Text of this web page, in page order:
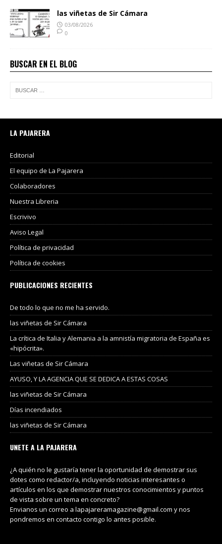
las viñetas de Sir Cámara
03/08/2026
0
BUSCAR EN EL BLOG
LA PAJARERA
Editorial
El equipo de La Pajarera
Colaboradores
Nuestra Libreria
Escrivivo
Aviso Legal
Política de privacidad
Política de cookies
PUBLICACIONES RECIENTES
De todo lo que no me ha servido.
las viñetas de Sir Cámara
La crítica de Italia y Alemania a la amnistía migratoria de España es
«hipócrita».
Las viñetas de Sir Cámara
AYUSO, Y LA AGENCIA QUE SE DEDICA A ESTAS COSAS
las viñetas de Sir Cámara
Días incendiados
las viñetas de Sir Cámara
UNETE A LA PAJARERA
¿A quién no le gustaría tener la oportunidad de demostrar sus
dotes como redactor/a, incluyendo noticias interesantes o
artículos en los que demostrar nuestros conocimientos y puntos
de vista sobre un tema en concreto?
Envianos un correo a lapajareramagazine@gmail.com y nos
pondremos en contacto contigo lo antes posible.